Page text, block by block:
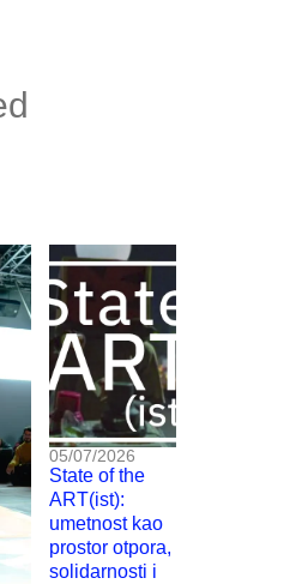
05/07/2026
State of the
ART(ist):
umetnost kao
prostor otpora,
solidarnosti i